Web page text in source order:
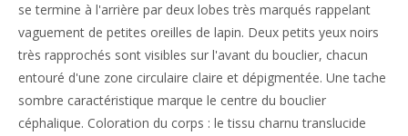
se termine à l'arrière par deux lobes très marqués rappelant
vaguement de petites oreilles de lapin. Deux petits yeux noirs
très rapprochés sont visibles sur l'avant du bouclier, chacun
entouré d'une zone circulaire claire et dépigmentée. Une tache
sombre caractéristique marque le centre du bouclier
céphalique. Coloration du corps : le tissu charnu translucide